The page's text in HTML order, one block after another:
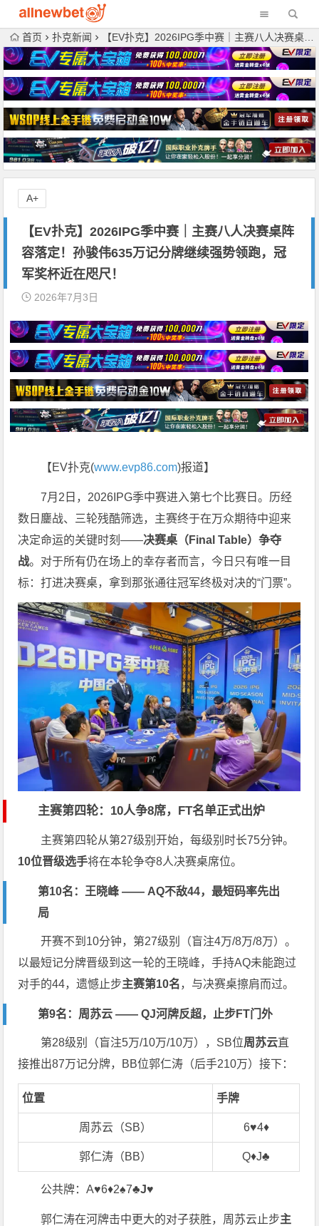
首页 扑克新闻 【EV扑克】2026IPG季中赛｜主赛八人决赛桌阵容落定！孙骏伟635万记分牌继续强势领跑，冠军奖杯近在咫尺！
【EV扑克】2026IPG季中赛｜主赛八人决赛桌阵
容落定！孙骏伟635万记分牌继续强势领跑，冠
军奖杯近在咫尺！
2026年7月3日
【EV扑克(www.evp86.com)报道】
7月2日，2026IPG季中赛进入第七个比赛日。历经
数日鏖战、三轮残酷筛选，主赛终于在万众期待中迎来
决定命运的关键时刻——决赛桌（Final Table）争夺
战。对于所有仍在场上的幸存者而言，今日只有唯一目
标：打进决赛桌，拿到那张通往冠军终极对决的“门票”。
主赛第四轮：10人争8席，FT名单正式出炉
主赛第四轮从第27级别开始，每级别时长75分钟。
10位晋级选手将在本轮争夺8人决赛桌席位。
第10名：王晓峰 —— AQ不敌44，最短码率先出
局
开赛不到10分钟，第27级别（盲注4万/8万/8万）。
以最短记分牌晋级到这一轮的王晓峰，手持AQ未能跑过
对手的44，遗憾止步主赛第10名，与决赛桌擦肩而过。
第9名：周苏云 —— QJ河牌反超，止步FT门外
第28级别（盲注5万/10万/10万），SB位周苏云直
接推出87万记分牌，BB位郭仁涛（后手210万）接下：
位置 手牌
周苏云（SB） 6♥️4♦️
郭仁涛（BB） Q♦️J♣️
公共牌：A♥️6♦️2♠️7♣️J♥️
郭仁涛在河牌击中更大的对子获胜，周苏云止步主
A+